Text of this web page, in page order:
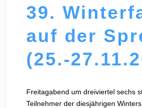
39.
auf der
(25.-
Freitagabend um dreiviertel sechs
Teilnehmer der diesjährigen